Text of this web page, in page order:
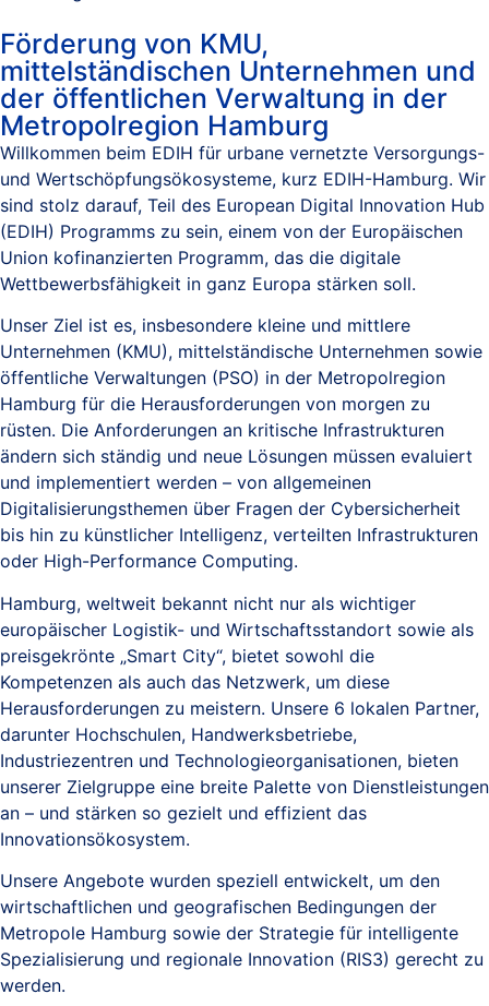
Förderung von KMU,
mittelständischen Unternehmen und
der öffentlichen Verwaltung in der
Metropolregion Hamburg
Willkommen beim EDIH für urbane vernetzte Versorgungs-
und Wertschöpfungsökosysteme, kurz EDIH-Hamburg. Wir
sind stolz darauf, Teil des European Digital Innovation Hub
(EDIH) Programms zu sein, einem von der Europäischen
Union kofinanzierten Programm, das die digitale
Wettbewerbsfähigkeit in ganz Europa stärken soll.
Unser Ziel ist es, insbesondere kleine und mittlere
Unternehmen (KMU), mittelständische Unternehmen sowie
öffentliche Verwaltungen (PSO) in der Metropolregion
Hamburg für die Herausforderungen von morgen zu
rüsten. Die Anforderungen an kritische Infrastrukturen
ändern sich ständig und neue Lösungen müssen evaluiert
und implementiert werden – von allgemeinen
Digitalisierungsthemen über Fragen der Cybersicherheit
bis hin zu künstlicher Intelligenz, verteilten Infrastrukturen
oder High-Performance Computing.
Hamburg, weltweit bekannt nicht nur als wichtiger
europäischer Logistik- und Wirtschaftsstandort sowie als
preisgekrönte „Smart City“, bietet sowohl die
Kompetenzen als auch das Netzwerk, um diese
Herausforderungen zu meistern. Unsere 6 lokalen Partner,
darunter Hochschulen, Handwerksbetriebe,
Industriezentren und Technologieorganisationen, bieten
unserer Zielgruppe eine breite Palette von Dienstleistungen
an – und stärken so gezielt und effizient das
Innovationsökosystem.
Unsere Angebote wurden speziell entwickelt, um den
wirtschaftlichen und geografischen Bedingungen der
Metropole Hamburg sowie der Strategie für intelligente
Spezialisierung und regionale Innovation (RIS3) gerecht zu
werden.